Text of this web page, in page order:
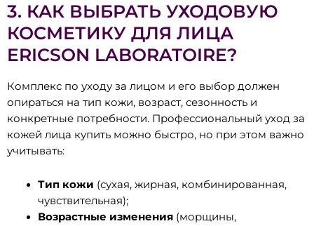
3. КАК ВЫБРАТЬ УХОДОВУЮ
КОСМЕТИКУ ДЛЯ ЛИЦА
ERICSON LABORATOIRE?
Комплекс по уходу за лицом и его выбор должен
опираться на тип кожи, возраст, сезонность и
конкретные потребности. Профессиональный уход за
кожей лица купить можно быстро, но при этом важно
учитывать:
Тип кожи (сухая, жирная, комбинированная,
чувствительная);
Возрастные изменения(морщины,